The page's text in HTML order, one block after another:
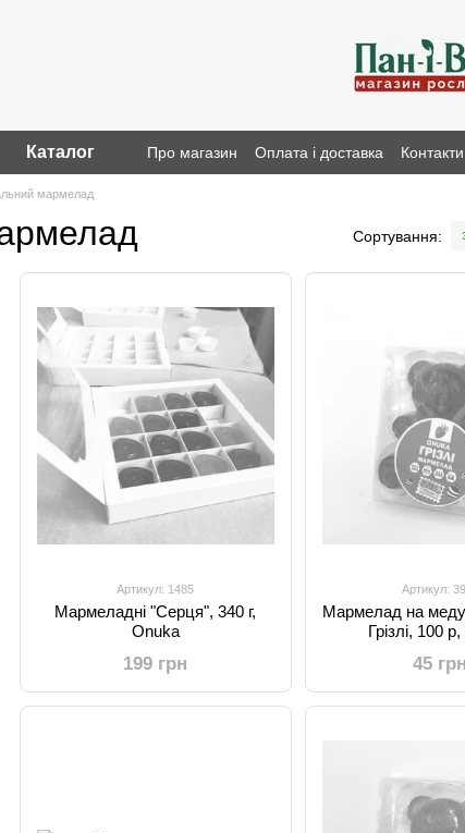
Каталог Про магазин Оплата і доставка Контакти
мармелад
Сортування:
Артикул: 1485
Мармеладні "Серця", 340 г,
Onuka
199 грн
Артикул:
Мармелад на
Грізлі, 100
45 грн